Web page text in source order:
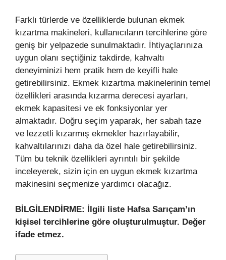
Farklı türlerde ve özelliklerde bulunan ekmek
kızartma makineleri, kullanıcıların tercihlerine göre
geniş bir yelpazede sunulmaktadır. İhtiyaçlarınıza
uygun olanı seçtiğiniz takdirde, kahvaltı
deneyiminizi hem pratik hem de keyifli hale
getirebilirsiniz. Ekmek kızartma makinelerinin temel
özellikleri arasında kızarma derecesi ayarları,
ekmek kapasitesi ve ek fonksiyonlar yer
almaktadır. Doğru seçim yaparak, her sabah taze
ve lezzetli kızarmış ekmekler hazırlayabilir,
kahvaltılarınızı daha da özel hale getirebilirsiniz.
Tüm bu teknik özellikleri ayrıntılı bir şekilde
inceleyerek, sizin için en uygun ekmek kızartma
makinesini seçmenize yardımcı olacağız.
BİLGİLENDİRME: İlgili liste Hafsa Sarıçam’ın
kişisel tercihlerine göre oluşturulmuştur. Değer
ifade etmez.